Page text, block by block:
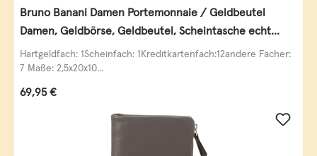
Bruno Banani Damen Portemonnaie / Geldbeutel
Damen, Geldbörse, Geldbeutel, Scheintasche echt
Leder
Hartgeldfach: 1Scheinfach: 1Kreditkartenfach:12andere Fächer:
7 Maße: 2,5x20x10...
Regulärer Preis:
69,95 €